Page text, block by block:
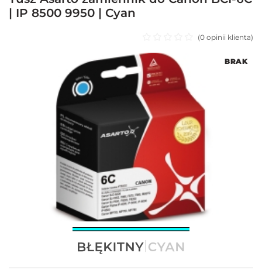
| IP 8500 9950 | Cyan
(0 opinii klienta)
BRAK